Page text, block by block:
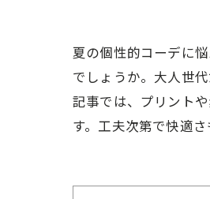
夏の個性的コーデに
でしょうか。大人世
記事では、プリント
す。工夫次第で快適